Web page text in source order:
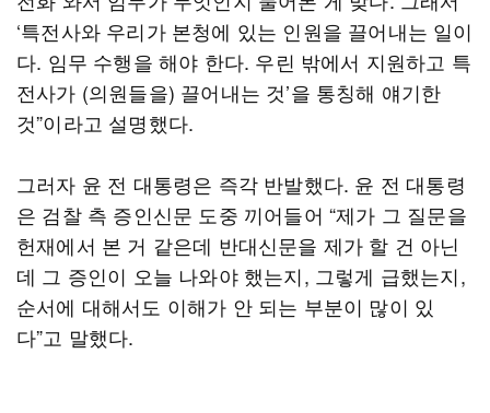
‘특전사와 우리가 본청에 있는 인원을 끌어내는 일이
다. 임무 수행을 해야 한다. 우린 밖에서 지원하고 특
전사가 (의원들을) 끌어내는 것’을 통칭해 얘기한
것”이라고 설명했다.
그러자 윤 전 대통령은 즉각 반발했다. 윤 전 대통령
은 검찰 측 증인신문 도중 끼어들어 “제가 그 질문을
헌재에서 본 거 같은데 반대신문을 제가 할 건 아닌
데 그 증인이 오늘 나와야 했는지, 그렇게 급했는지,
순서에 대해서도 이해가 안 되는 부분이 많이 있
다”고 말했다.